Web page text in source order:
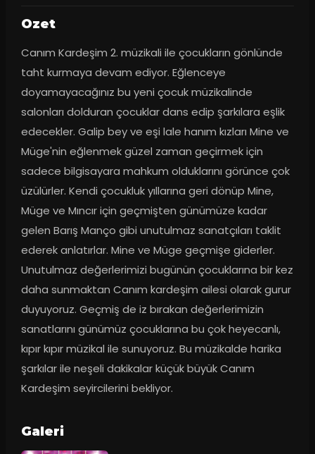
Ozet
Canım Kardeşim 2. müzikali ile çocukların gönlünde
taht kurmaya devam ediyor. Eğlenceye
doyamayacağınız bu yeni çocuk müzikalinde
salonları dolduran çocuklar dans edip şarkılara eşlik
edecekler. Galip bey ve eşi lale hanım kızları Mine ve
Müge'nin eğlenmek güzel zaman geçirmek için
sadece bilgisayara mahkum olduklarını görünce çok
üzülürler. Kendi çocukluk yıllarına geri dönüp Mine,
Müge ve Mıncır için geçmişten günümüze kadar
gelen Barış Manço gibi unutulmaz sanatçıları taklit
ederek anlatırlar. Mine ve Müge geçmişe giderler.
Unutulmaz değerlerimizi bugünün çocuklarına bir kez
daha sunmaktan Canım kardeşim ailesi olarak gurur
duyuyoruz. Geçmiş de iz bırakan değerlerimizin
sanatlarını günümüz çocuklarına bu çok heyecanlı,
kıpır kıpır müzikal ile sunuyoruz. Bu müzikalde harika
şarkılar ile neşeli dakikalar küçük büyük Canım
Kardeşim seyircilerini bekliyor.
Galeri